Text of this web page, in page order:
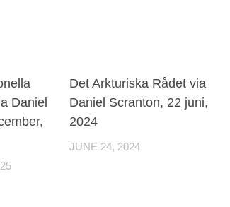
Daniel
Det Arkturiska Rådet via
Daniel Scranton, 22 juni,
2024
JUNE 24, 2024